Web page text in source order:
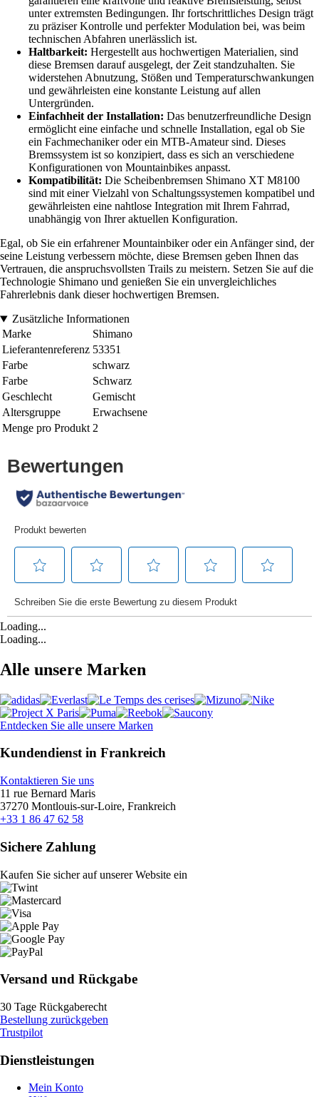
unter extremsten Bedingungen. Ihr fortschrittliches Design trägt
zu präziser Kontrolle und perfekter Modulation bei, was beim
technischen Abfahren unerlässlich ist.
Haltbarkeit: Hergestellt aus hochwertigen Materialien, sind
diese Bremsen darauf ausgelegt, der Zeit standzuhalten. Sie
widerstehen Abnutzung, Stößen und Temperaturschwankungen
und gewährleisten eine konstante Leistung auf allen
Untergründen.
Einfachheit der Installation: Das benutzerfreundliche Design
ermöglicht eine einfache und schnelle Installation, egal ob Sie
ein Fachmechaniker oder ein MTB-Amateur sind. Dieses
Bremssystem ist so konzipiert, dass es sich an verschiedene
Konfigurationen von Mountainbikes anpasst.
Kompatibilität: Die Scheibenbremsen Shimano XT M8100
sind mit einer Vielzahl von Schaltungssystemen kompatibel und
gewährleisten eine nahtlose Integration mit Ihrem Fahrrad,
unabhängig von Ihrer aktuellen Konfiguration.
Egal, ob Sie ein erfahrener Mountainbiker oder ein Anfänger sind, der
seine Leistung verbessern möchte, diese Bremsen geben Ihnen das
Vertrauen, die anspruchsvollsten Trails zu meistern. Setzen Sie auf die
Technologie Shimano und genießen Sie ein unvergleichliches
Fahrerlebnis dank dieser hochwertigen Bremsen.
Zusätzliche Informationen
Marke
Shimano
Lieferantenreferenz 53351
Farbe
schwarz
Farbe
Schwarz
Geschlecht
Gemischt
Altersgruppe
Erwachsene
Menge pro Produkt 2
Loading...
Loading...
Alle unsere Marken
Entdecken Sie alle unsere Marken
Kundendienst in Frankreich
Kontaktieren Sie uns
11 rue Bernard Maris
37270 Montlouis-sur-Loire, Frankreich
+33 1 86 47 62 58
Sichere Zahlung
Kaufen Sie sicher auf unserer Website ein
Versand und Rückgabe
30 Tage Rückgaberecht
Bestellung zurückgeben
Trustpilot
Dienstleistungen
Mein Konto